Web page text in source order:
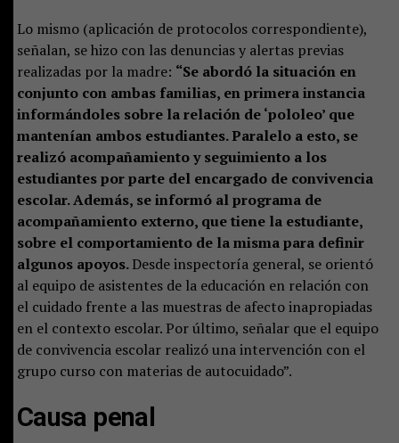
Lo mismo (aplicación de protocolos correspondiente),
señalan, se hizo con las denuncias y alertas previas
realizadas por la madre: “Se abordó la situación en
conjunto con ambas familias, en primera instancia
informándoles sobre la relación de ‘pololeo’ que
mantenían ambos estudiantes. Paralelo a esto, se
realizó acompañamiento y seguimiento a los
estudiantes por parte del encargado de convivencia
escolar. Además, se informó al programa de
acompañamiento externo, que tiene la estudiante,
sobre el comportamiento de la misma para definir
algunos apoyos.Desde inspectoría general, se orientó
al equipo de asistentes de la educación en relación con
el cuidado frente a las muestras de afecto inapropiadas
en el contexto escolar. Por último, señalar que el equipo
de convivencia escolar realizó una intervención con el
grupo curso con materias de autocuidado”.
Causa penal